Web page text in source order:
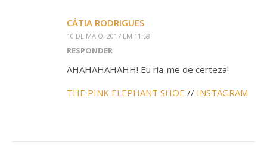
CÁTIA RODRIGUES
10 DE MAIO, 2017 EM 11:58
RESPONDER
AHAHAHAHAHH! Eu ria-me de certeza!
THE PINK ELEPHANT SHOE // INSTAGRAM